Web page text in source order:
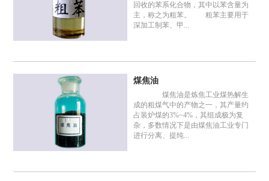
回收的苯系化合物，其中以苯含量为
主，称之为粗苯。 粗苯主要用于
深加工制苯、甲...
煤焦油
煤焦油是炼焦工业煤热解生
成的粗煤气中的产物之一，其产量约
占装炉煤的3%~4%，其组成极为复
杂，多数情况下是由煤焦油工业专门
进行分离、提纯...